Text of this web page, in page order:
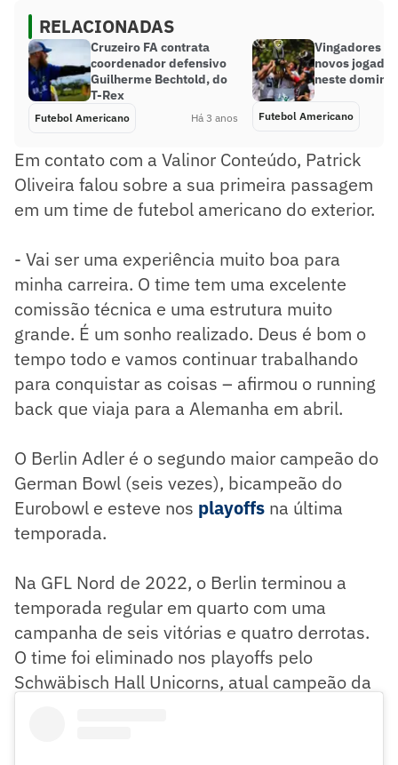
RELACIONADAS
Cruzeiro FA contrata
coordenador defensivo
Guilherme Bechtold, do
T-Rex
Futebol Americano Há 3 anos
Vingadores
novos
neste
Futebol Americano
Em contato com a Valinor Conteúdo, Patrick
Oliveira falou sobre a sua primeira passagem
em um time de futebol americano do exterior.
- Vai ser uma experiência muito boa para
minha carreira. O time tem uma excelente
comissão técnica e uma estrutura muito
grande. É um sonho realizado. Deus é bom o
tempo todo e vamos continuar trabalhando
para conquistar as coisas – afirmou o running
back que viaja para a Alemanha em abril.
O Berlin Adler é o segundo maior campeão do
German Bowl (seis vezes), bicampeão do
Eurobowl e esteve nos playoffs na última
temporada.
Na GFL Nord de 2022, o Berlin terminou a
temporada regular em quarto com uma
campanha de seis vitórias e quatro derrotas.
O time foi eliminado nos playoffs pelo
Schwäbisch Hall Unicorns, atual campeão da